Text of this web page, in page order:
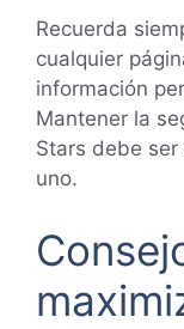
Recuerda
cualquier
información
Mantener la
Stars debe
uno.